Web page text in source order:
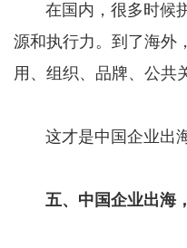
在国内，很多时候拼
源和执行力。到了海外
用、组织、品牌、公共
这才是中国企业出海
五、中国企业出海